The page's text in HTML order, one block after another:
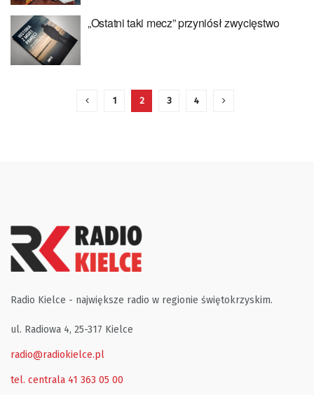
„Ostatni taki mecz” przyniósł zwycięstwo
1 2 3 4
Radio Kielce - największe radio w regionie świętokrzyskim.
ul. Radiowa 4, 25-317 Kielce
radio@radiokielce.pl
tel. centrala 41 363 05 00